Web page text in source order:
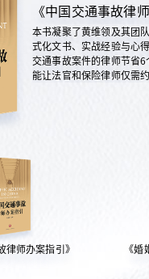
《中国交通事故律
本书凝聚了黄维领及其团
式化文书、实战经验与心
交通事故案件的律师节省
能让法官和保险律师仅需
律师办案指引》 《